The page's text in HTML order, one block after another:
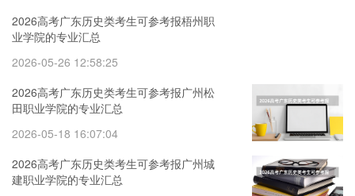
2026高考广东历史类考生可参考报梧州职
业学院的专业汇总
2026-05-26 12:58:25
2026高考广东历史类考生可参考报广州松
田职业学院的专业汇总
2026-05-18 16:07:04
2026高考广东历史类考生可参考报广州城
建职业学院的专业汇总